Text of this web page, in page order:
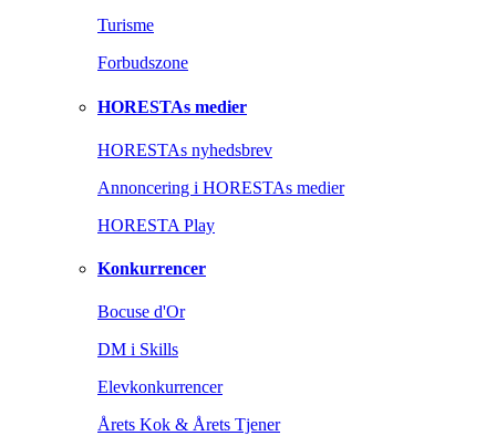
Turisme
Forbudszone
HORESTAs medier
HORESTAs nyhedsbrev
Annoncering i HORESTAs medier
HORESTA Play
Konkurrencer
Bocuse d'Or
DM i Skills
Elevkonkurrencer
Årets Kok & Årets Tjener